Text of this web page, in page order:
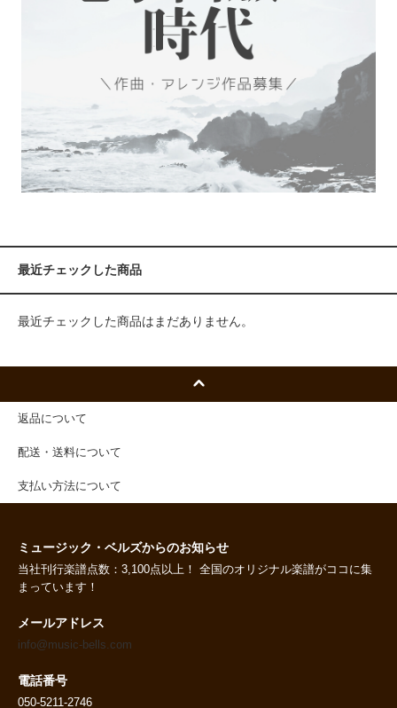
最近チェックした商品
最近チェックした商品はまだありません。
返品について
配送・送料について
支払い方法について
ミュージック・ベルズからのお知らせ
当社刊行楽譜点数：3,100点以上！ 全国のオリジナル楽譜がココに集
まっています！
メールアドレス
info@music-bells.com
電話番号
050-5211-2746